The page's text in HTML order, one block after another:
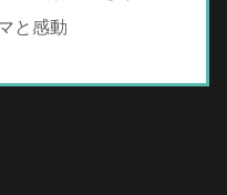
と感動